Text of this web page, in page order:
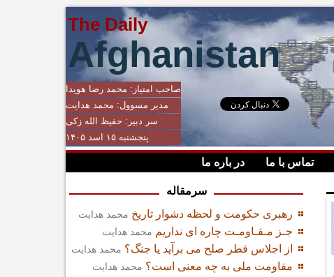
The Daily
Afghanistan
صاحب امتیاز: محمد رضا هویدا
مدیر مسوول: محمد هدایت
سر دبیر: حفیظ الله زکی
پنجشنبه ۱۵ اسد ۱۴۰۵
تماس با ما در باره ما
سرمقاله
رهبری حکومت و لحظه دشوار تاریخ محمد هدایت
جـز مـقـاومـت چاره ای نداریم محمد هدایت
از اجلاس قطر صلح می برآید یا جنگ؟ محمد هدایت
مقاومت ملی به چه معنی است؟ محمد هدایت